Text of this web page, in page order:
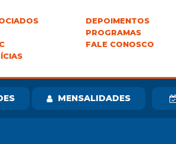
DEPOIMENTOS
PROGRAMAS
FALE CONOSCO
MENSALIDADES